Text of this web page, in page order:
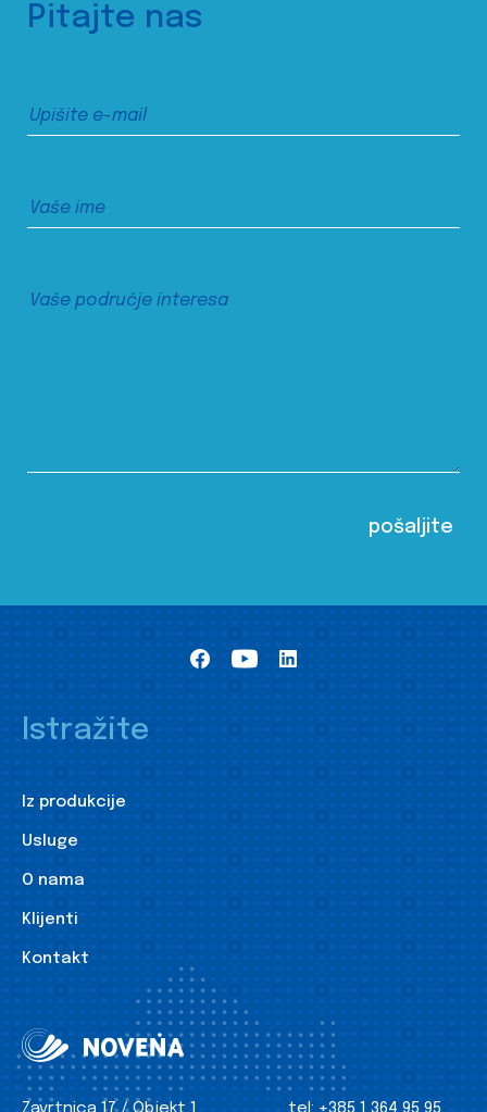
Pitajte nas
Istražite
Iz produkcije
Usluge
O nama
Klijenti
Kontakt